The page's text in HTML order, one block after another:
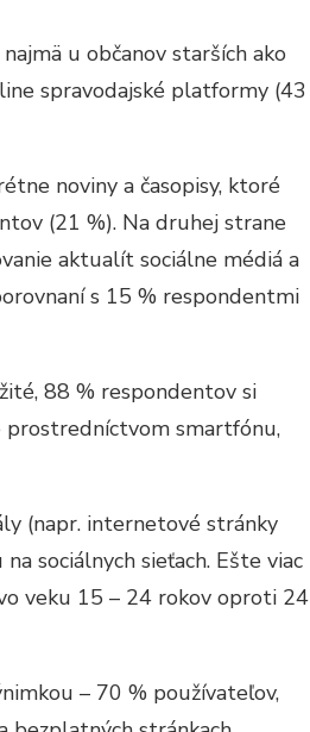
u občanov starších ako
spravodajské platformy (43
noviny a časopisy, ktoré
(21 %). Na druhej strane
aktualít sociálne médiá a
s 15 % respondentmi
88 % respondentov si
prostredníctvom smartfónu,
(napr. internetové stránky
sociálnych sieťach. Ešte viac
veku 15 – 24 rokov oproti 24
– 70 % používateľov,